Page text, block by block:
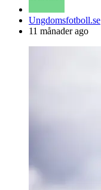
Posted
by
Ungdomsfotboll.se
11 månader ago